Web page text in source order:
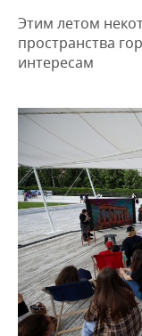
КОРОЛИ
ВУЗЫ
КОМУ
ТОРГОВЫЕ
ТАТАРСТАНА
ФИНАНСЫ
БАНКИ
БЮДЖЕТ
ИНВЕСТИЦИИ
НОВОСТИ
НЕФТЕХИМИЯ
НЕФТЬ
ОПК
ЭНЕРГЕТИКА
НЕДВИЖИМОСТЬ
НОВОСТИ
АВТО
НОВОСТИ АВТО
БИЗНЕС
НОВОСТИ
РОЗНИЧНАЯ
ТРАНСПОРТ
УСЛУГИ
ТЕХНОЛОГИИ
НОВОСТИ
IT
МЕДИА
МЕРОПРИЯТИЯ
НОВОСТИ
ВЫЕЗДНАЯ
БИЗНЕС-БРАНЧИ
СПОРТ
НОВОСТИ СПОРТА
ФУТБОЛ
ОБЩЕСТВО
НОВОСТИ
ФОТОГАЛЕРЕЯ
Этим летом
пространства
интересам